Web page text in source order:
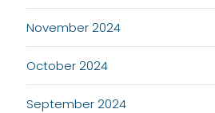
November 2024
October 2024
September 2024